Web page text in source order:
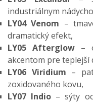
industriálnym
LY04 Venom –
dramatický efekt,
LY05 Afterglow–
akcentom pre teplejší
LY06 Viridium –
zoxidovaného kovu,
LY07 Indio – sýty